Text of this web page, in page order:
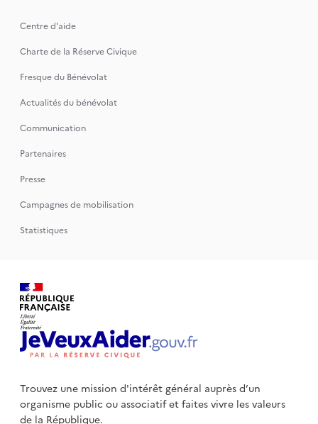
Centre d'aide
Charte de la Réserve Civique
Fresque du Bénévolat
Actualités du bénévolat
Communication
Partenaires
Presse
Campagnes de mobilisation
Statistiques
Trouvez une mission d'intérêt général auprès d’un
organisme publicou associatif et faites vivre les valeurs
de la République.